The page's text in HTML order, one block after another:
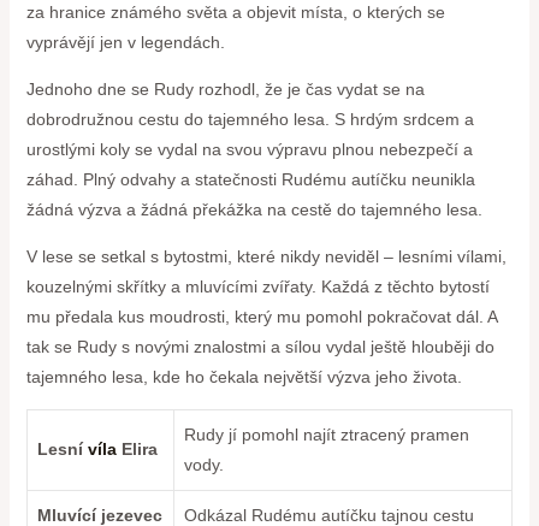
za hranice známého světa a objevit místa, o ​kterých se
vyprávějí ‌jen v legendách.
Jednoho dne se Rudy rozhodl,‍ že​ je čas vydat se na​
dobrodružnou cestu do tajemného lesa. S hrdým srdcem a
urostlými koly se ‍vydal na svou výpravu plnou nebezpečí a
záhad. Plný ⁤odvahy a statečnosti Rudému autíčku neunikla
žádná výzva ‍a žádná překážka na cestě ⁤do tajemného lesa.
V lese se setkal ⁢s bytostmi, ​které nikdy neviděl – lesními‍ vílami, ​
kouzelnými skřítky a ⁢mluvícími zvířaty. Každá ‌z těchto bytostí
mu ‍předala kus ‌moudrosti,⁤ který mu‌ pomohl pokračovat‌ dál. A
tak se Rudy s novými znalostmi a‍ sílou vydal ⁢ještě hlouběji do
tajemného lesa, kde ho čekala největší ​výzva jeho života.
Lesnívíla​Elira
Rudy jí pomohl najít ztracený pramen
vody.
Mluvící jezevec
Odkázal‌ Rudému autíčku tajnou cestu